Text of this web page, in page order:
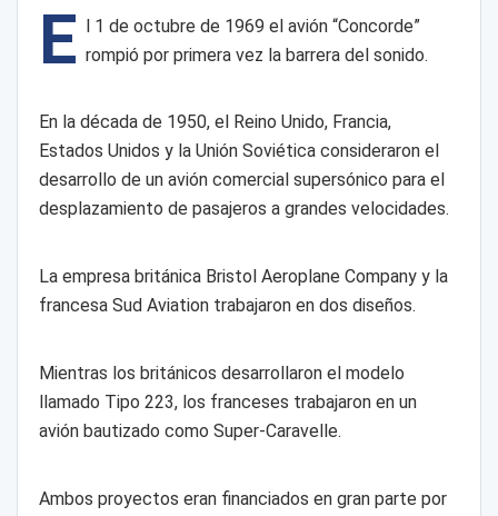
E l 1 de octubre de 1969 el avión “Concorde”
rompió por primera vez la barrera del sonido.
En la década de 1950, el Reino Unido, Francia,
Estados Unidos y la Unión Soviética consideraron el
desarrollo de un avión comercial supersónico para el
desplazamiento de pasajeros a grandes velocidades.
La empresa británica Bristol Aeroplane Company y la
francesa Sud Aviation trabajaron en dos diseños.
Mientras los británicos desarrollaron el modelo
llamado Tipo 223, los franceses trabajaron en un
avión bautizado como Super-Caravelle.
Ambos proyectos eran financiados en gran parte por